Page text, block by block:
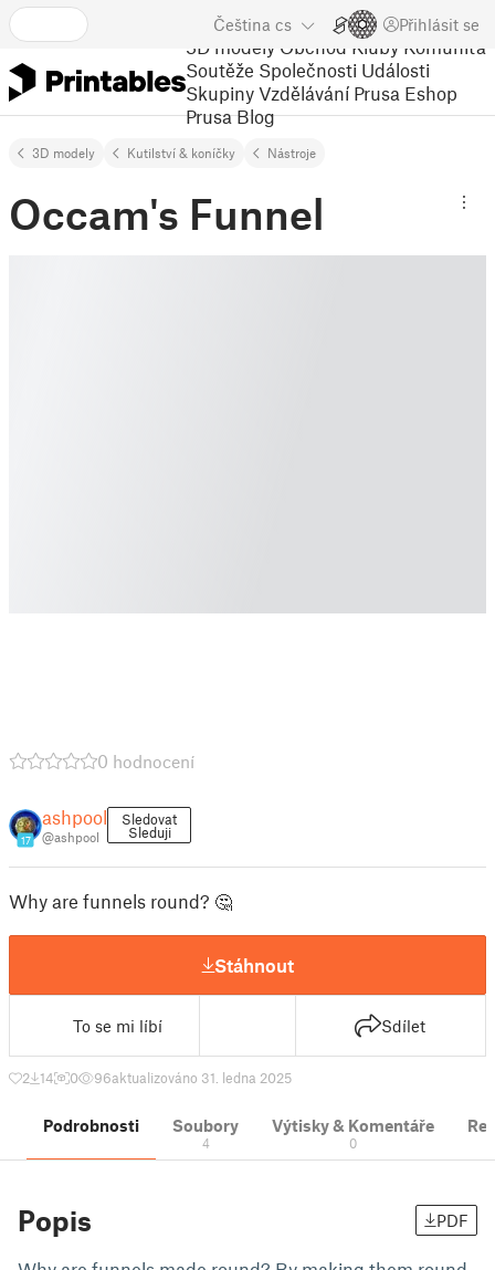
Čeština cs Přihlásit se
3D modely Obchod Kluby Komunita
Soutěže Společnosti Události
Skupiny Vzdělávání Prusa Eshop
Prusa Blog
3D modely Kutilství & koníčky Nástroje
Occam's Funnel
0 hodnocení
17
ashpool
@ashpool
Sledovat
Sleduji
Why are funnels round? 🤔
Stáhnout
To se mi líbí Sdílet
2 14 0 96aktualizováno 31. ledna 2025
Podrobnosti Soubory
4
Výtisky & Komentáře
0
Popis PDF